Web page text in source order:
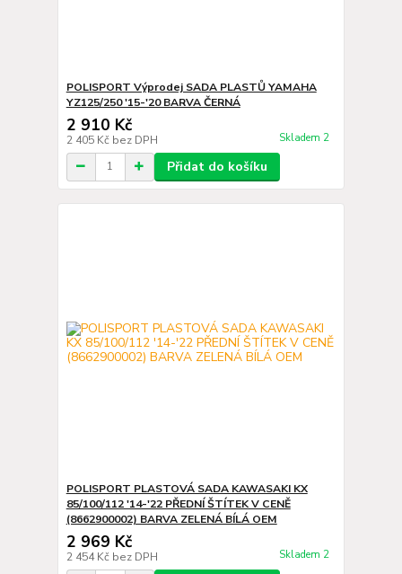
POLISPORT Výprodej SADA PLASTŮ YAMAHA
YZ125/250 '15-'20 BARVA ČERNÁ
2 910 Kč
2 405 Kč bez DPH Skladem 2
Přidat do košíku
POLISPORT PLASTOVÁ SADA KAWASAKI KX
85/100/112 '14-'22 PŘEDNÍ ŠTÍTEK V CENĚ
(8662900002) BARVA ZELENÁ BÍLÁ OEM
2 969 Kč
2 454 Kč bez DPH Skladem 2